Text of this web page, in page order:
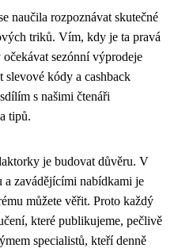
naučila rozpoznávat skutečné
triků. Vím, kdy je ta pravá
sezónní výprodeje
kódy a cashback
s našimi čtenáři
tipů.
je budovat důvěru. V
a zavádějícími nabídkami je
můžete věřit. Proto každý
které publikujeme, pečlivě
specialistů, kteří denně